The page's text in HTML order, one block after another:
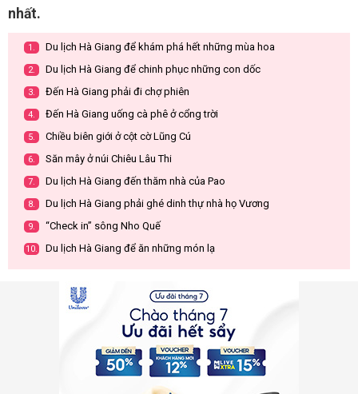
nhất.
1. Du lịch Hà Giang để khám phá hết những mùa hoa
2. Du lịch Hà Giang để chinh phục những con dốc
3. Đến Hà Giang phải đi chợ phiên
4. Đến Hà Giang uống cà phê ở cổng trời
5. Chiều biên giới ở cột cờ Lũng Cú
6. Săn mây ở núi Chiêu Lâu Thi
7. Du lịch Hà Giang đến thăm nhà của Pao
8. Du lịch Hà Giang phải ghé dinh thự nhà họ Vương
9. “Check in” sông Nho Quế
10. Du lịch Hà Giang để ăn những món lạ